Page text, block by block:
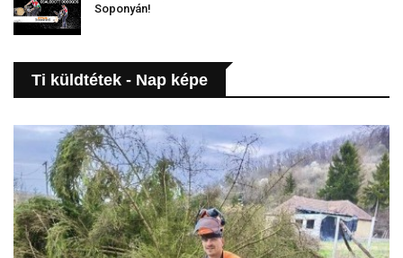
Soponyán!
Ti küldtétek - Nap képe